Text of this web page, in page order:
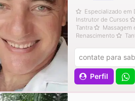
Especializado em
Instrutor de Cursos
Tantra
Massagem
Renascimento
Perfil
contate para